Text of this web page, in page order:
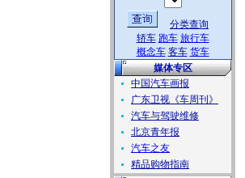
分类查询
轿车 跑车 旅行车
概念车 客车 货车
媒体专区
中国汽车画报
广东卫视《车周刊》
汽车与驾驶维修
北京青年报
汽车之友
精品购物指南